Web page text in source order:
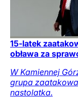
15-latek
obława za
W Kamiennej
grupa
nastolatka.